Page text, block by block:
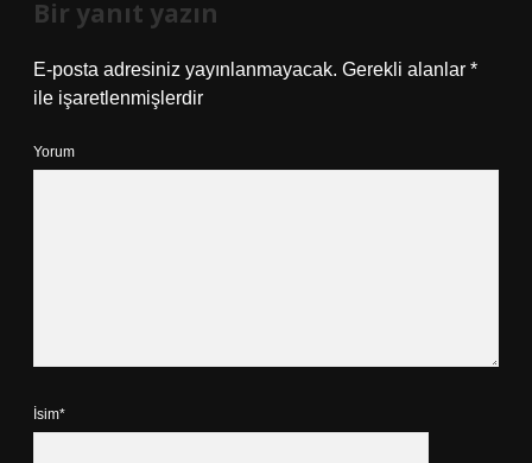
Bir yanıt yazın
E-posta adresiniz yayınlanmayacak. Gerekli alanlar *
ile işaretlenmişlerdir
Yorum
İsim*